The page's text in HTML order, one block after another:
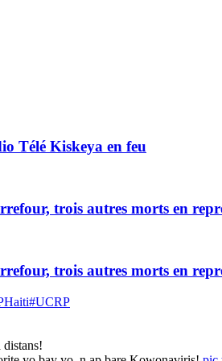
Télé Kiskeya en feu
trois autres morts en
trois autres morts en
#UCRP